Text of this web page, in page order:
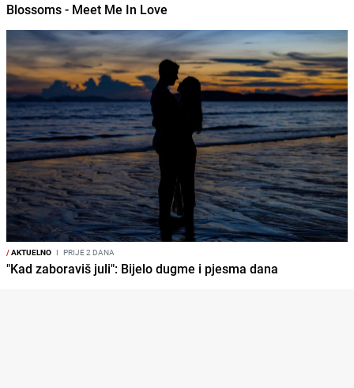
Blossoms - Meet Me In Love
/AKTUELNO I PRIJE 2 DANA
"Kad zaboraviš juli": Bijelo dugme i pjesma dana